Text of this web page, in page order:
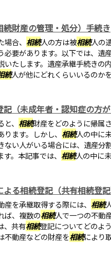
続財産の管理・処分）手続き
合、 相続人の方は被相続人の
必要があります。以下では、遺
いたします。遺産承継手続きの
続人が他にどれくらいいるのか
（未成年者・認知症の方が
、 相続財産をどのように帰属
ます。しかし、 相続人の中に
ない人がいる場合には、遺産分
。本記事では、 相続人の中に
る相続登記（共有相続登記
産を承継取得する際には、 相続
ば、複数の相続人で一つの不動
、共有相続登記についてどのよ
不動産などの財産を相続により